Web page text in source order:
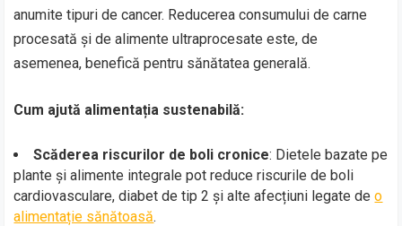
anumite tipuri de cancer. Reducerea consumului de carne
procesată și de alimente ultraprocesate este, de
asemenea, benefică pentru sănătatea generală.
Cum ajută alimentația sustenabilă:
Scăderea riscurilor de boli cronice: Dietele bazate pe
plante și alimente integrale pot reduce riscurile de boli
cardiovasculare, diabet de tip 2 și alte afecțiuni legate deo
alimentație sănătoasă.